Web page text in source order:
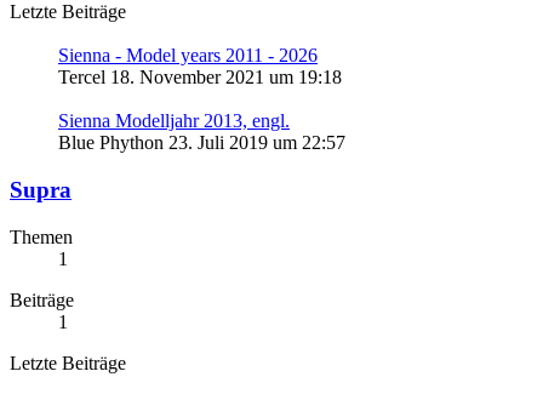
Letzte Beiträge
Sienna - Model years 2011 - 2026
Tercel 18. November 2021 um 19:18
Sienna Modelljahr 2013, engl.
Blue Phython 23. Juli 2019 um 22:57
Supra
Themen
1
Beiträge
1
Letzte Beiträge